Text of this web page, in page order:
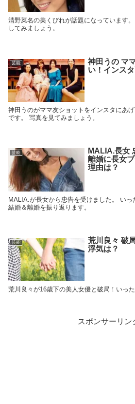
清野菜名の美くびれが話題になっています
してみましょう。
芸能
神田うの マ
い！インス
神田うのがママ友ショットをインスタにあ
です。 写真を見てみましょう。
芸能
MALIA.長女
離婚に長女
理由は？
MALIA.が長女から忠告を受けました。 い
結婚＆離婚を振り返ります。
芸能
荒川良々 破
浮気は？
荒川良々が16歳下の美人女優と破局！いっ
スポンサーリン